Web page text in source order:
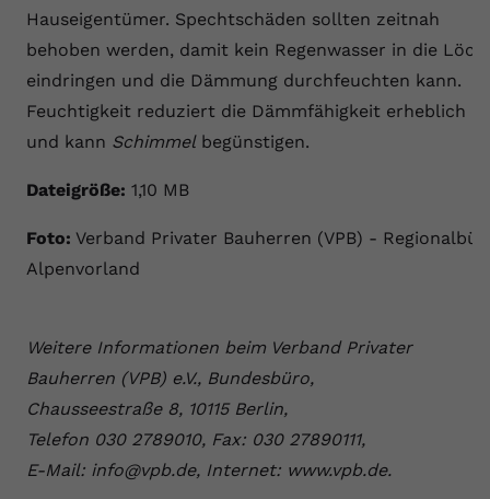
Hauseigentümer. Spechtschäden sollten zeitnah
behoben werden, damit kein Regenwasser in die
eindringen und die Dämmung durchfeuchten kann.
Feuchtigkeit reduziert die Dämmfähigkeit erheblich
und kann Schimmelbegünstigen.
Dateigröße: 1,10 MB
Foto: Verband Privater Bauherren (VPB) -
Alpenvorland
Weitere Informationen beim Verband Privater
Bauherren (VPB) e.V., Bundesbüro,
Chausseestraße 8, 10115 Berlin,
Telefon 030 2789010, Fax: 030 27890111,
E-Mail: info@vpb.de, Internet: www.vpb.de.